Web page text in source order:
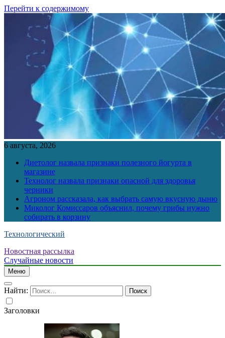
Перейти к содержимому
6 августа, 2026
Диетолог назвала признаки полезного йогурта в
магазине
Технолог назвала признаки опасной для здоровья
черники
Агроном рассказала, как выбрать самую вкусную дыню
Миколог Комиссаров объяснил, почему грибы нужно
собирать в корзину
Технологический
Новостная рассылка
Случайные новости
Меню
Найти:
Заголовки